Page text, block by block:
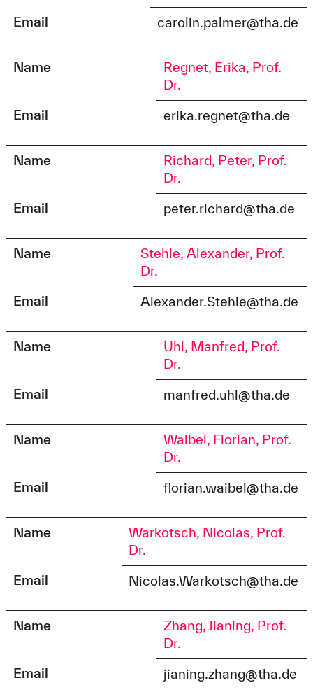
Email
carolin.palmer@tha.de
Name
Regnet, Erika, Prof.
Dr.
Email
erika.regnet@tha.de
Name
Richard, Peter, Prof.
Dr.
Email
peter.richard@tha.de
Name
Stehle, Alexander, Prof.
Dr.
Email
Alexander.Stehle@tha.de
Name
Uhl, Manfred, Prof.
Dr.
Email
manfred.uhl@tha.de
Name
Waibel, Florian, Prof.
Dr.
Email
florian.waibel@tha.de
Name
Warkotsch, Nicolas, Prof.
Dr.
Email
Nicolas.Warkotsch@tha.de
Name
Zhang, Jianing, Prof.
Dr.
Email
jianing.zhang@tha.de